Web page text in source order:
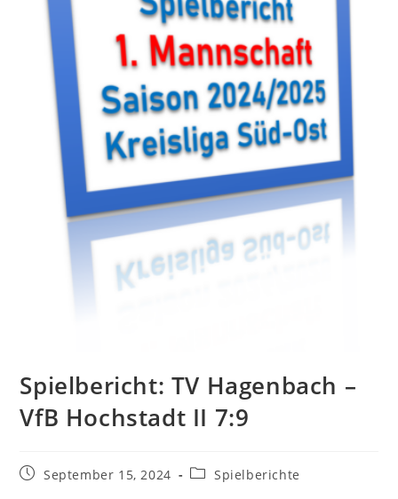
Spielbericht: TV Hagenbach –
VfB Hochstadt II 7:9
BeitragSeptember 15, 2024
Beitrags-
Spielberichte